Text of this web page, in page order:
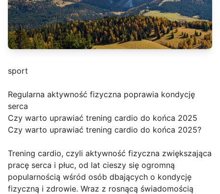
sport
Regularna aktywność fizyczna poprawia kondycję
serca
Czy warto uprawiać trening cardio do końca 2025
Czy warto uprawiać trening cardio do końca 2025?
Trening cardio, czyli aktywność fizyczna zwiększająca
pracę serca i płuc, od lat cieszy się ogromną
popularnością wśród osób dbających o kondycję
fizyczną i zdrowie. Wraz z rosnącą świadomością